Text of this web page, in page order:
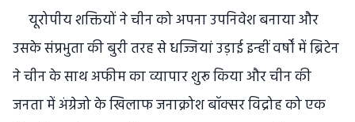
यूरोपीय शक्तियों ने चीन को अपना उपनिवेश बनाया और
उसके संप्रभुता की बुरी तरह से धज्जियां उड़ाई इन्हीं वर्षों में ब्रिटेन
ने चीन के साथ अफीम का व्यापार शुरू किया और चीन की
जनता में अंग्रेजो के खिलाफ जनाक्रोश बॉक्सर विद्रोह को एक